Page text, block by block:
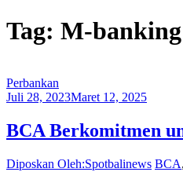
Tag: M-banking
Perbankan
Juli 28, 2023Maret 12, 2025
BCA Berkomitmen
Diposkan Oleh:Spotbalinews BCA,